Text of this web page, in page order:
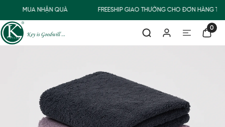
MUA NHẬN QUÀ FREESHIP GIAO THƯỜNG CHO ĐƠN HÀNG
0